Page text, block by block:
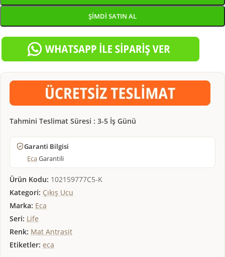
ŞIMDI SATIN AL
Tahmini Teslimat Süresi : 3-5 İş Günü
Garanti Bilgisi
EcaGarantili
Ürün Kodu: 102159777C5-K
Kategori: Çıkış Ucu
Marka: Eca
Seri: Life
Renk: Mat Antrasit
Etiketler: eca